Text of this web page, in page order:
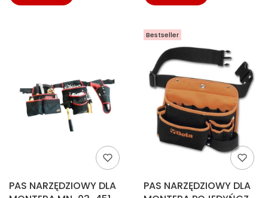
PAS NARZĘDZIOWY DLA
Bestseller
PAS NARZĘDZIOWY DLA